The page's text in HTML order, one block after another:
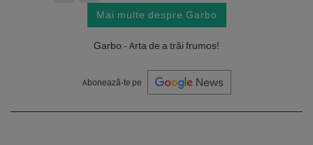
Mai multe despre Garbo
Garbo - Arta de a trăi frumos!
Abonează-te pe